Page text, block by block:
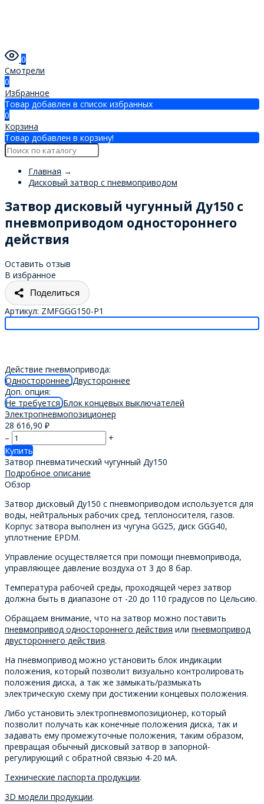
0
Смотрели
0
Избранное
Товар добавлен в список избранных
0
Корзина
Товар добавлен в корзину!
Главная →
Дисковый затвор с пневмоприводом
Затвор дисковый чугунный Ду150 с
пневмоприводом одностороннего
действия
Оставить отзыв
В избранное
Поделиться
Артикул: ZMFGGG150-P1
Действие пневмопривода:
ОдностороннееДвустороннее
Доп. опция:
Не требуетсяБлок концевых выключателей
Электропневмопозиционер
28 616,90 ₽
–
+
Купить
Затвор пневматический чугунный Ду150
Подробное описание
Обзор
Затвор дисковый Ду150 с пневмоприводом используется для
воды, нейтральных рабочих сред, теплоносителя, газов.
Корпус затвора выполнен из чугуна GG25, диск GGG40,
уплотнение EPDM.
Управление осуществляется при помощи пневмопривода,
управляющее давление воздуха от 3 до 8 бар.
Температура рабочей среды, проходящей через затвор
должна быть в диапазоне от -20 до 110 градусов по Цельсию.
Обращаем внимание, что на затвор можно поставить
пневмопривод одностороннего действия или пневмопривод
двустороннего действия.
На пневмопривод можно установить блок индикации
положения, который позволит визуально контролировать
положения диска, а так же замыкать/размыкать
электрическую схему при достижении концевых положения.
Либо установить электропневмопозиционер, который
позволит получать как конечные положения диска, так и
задавать ему промежуточные положения, таким образом,
превращая обычный дисковый затвор в запорной-
регулирующий с обратной связью 4-20 мА.
Технические паспорта продукции.
3D модели продукции.